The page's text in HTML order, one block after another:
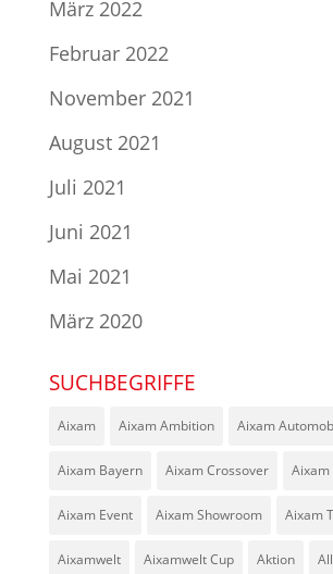
März 2022
Februar 2022
November 2021
August 2021
Juli 2021
Juni 2021
Mai 2021
März 2020
SUCHBEGRIFFE
Aixam Aixam Ambition Aixam
Aixam Bayern Aixam Crossover Aixam
Aixam Event Aixam Showroom Aixam
Aixamwelt Aixamwelt Cup Aktion